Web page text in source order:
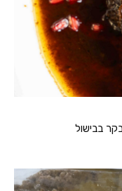
בבישול